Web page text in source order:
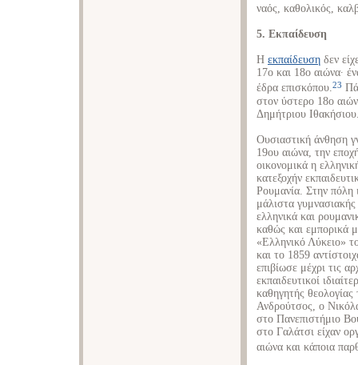
ναός, καθολικός,
5. Εκπαίδευση
Η εκπαίδευση δεν
17ο και 18ο αιώνα·
έδρα επισκόπου.23
στον ύστερο 18ο
Δημήτριου
Ουσιαστική άνθηση
19ου αιώνα, την
οικονομικά η
κατεξοχήν
Ρουμανία. Στην πόλη
μάλιστα
ελληνικά και
καθώς και εμπορικά
«Ελληνικό Λύκειο»
και το 1859
επιβίωσε μέχρι τις
εκπαιδευτικοί
καθηγητής
Ανδρούτσος, ο
στο Πανεπιστήμιο
στο Γαλάτσι είχαν
αιώνα και κάποια